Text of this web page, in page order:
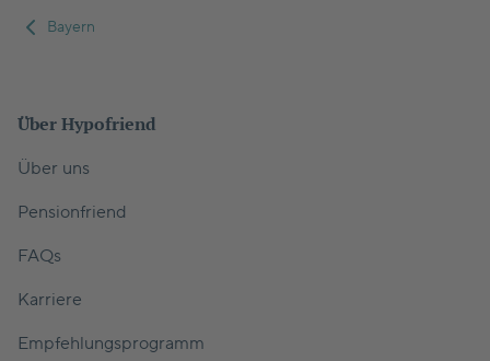
Bayern
Über Hypofriend
Über uns
Pensionfriend
FAQs
Karriere
Empfehlungsprogramm